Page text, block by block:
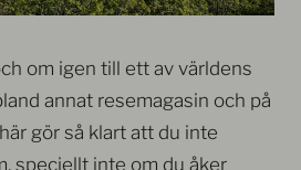
om igen till ett av världens
annat resemagasin och på
gör så klart att du inte
speciellt inte om du åker